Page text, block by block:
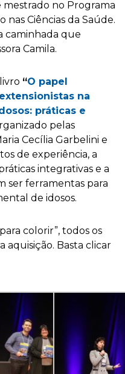
no Programa
nas Ciências da Saúde.
caminhada que
Camila.
“O papel
na
práticas e
pelas
Cecília Garbelini e
de experiência, a
integrativas e a
ser ferramentas para
de idosos.
colorir”, todos os
aquisição. Basta clicar